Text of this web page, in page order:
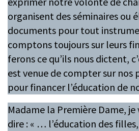
organisent des séminaires ou
documents pour tout
comptons toujours sur leurs
ferons ce qu’ils nous dictent,
est venue de compter sur nos
pour financer l’éducation de
Madame la Première Dame, je
dire : « … l’éducation des